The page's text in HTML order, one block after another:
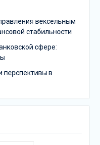
вексельным
стабильности
сфере:
перспективы в